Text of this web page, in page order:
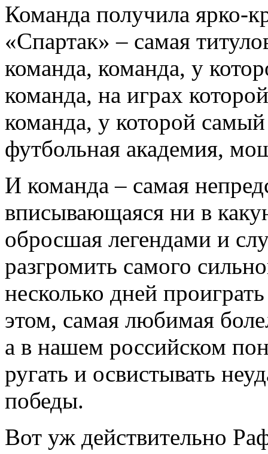
Команда получила ярко-
«Спартак» – самая
команда, команда, у
команда, на играх
команда, у которой
футбольная академия,
И команда – самая
вписывающаяся ни в
обросшая легендами и
разгромить самого
несколько дней
этом, самая любимая
а в нашем российском
ругать и освистывать
победы.
Вот уж действительно